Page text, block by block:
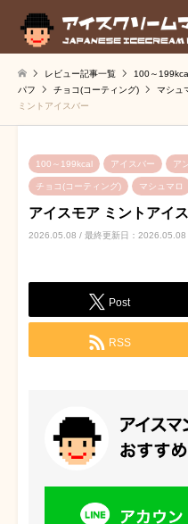
レビュー記事一覧 100～
パフ
チョコ(コーティング) マシュ
ミントアイスバー
100～199kcal アイスバー ア
チョコ(コーティング) マシュマロ
アイスモア ミントアイ
2026.05.08 / 最終更新日：2026.05.08
Post
RSS